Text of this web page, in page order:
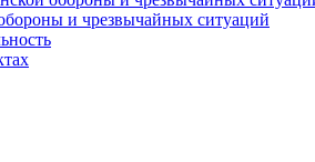
и чрезвычайных ситуаций